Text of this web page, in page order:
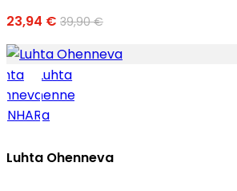
23,94 € 39,90 €
Luhta Ohenneva